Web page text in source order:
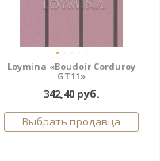
Loymina «Boudoir Corduroy
GT11»
342,40 руб.
Выбрать продавца